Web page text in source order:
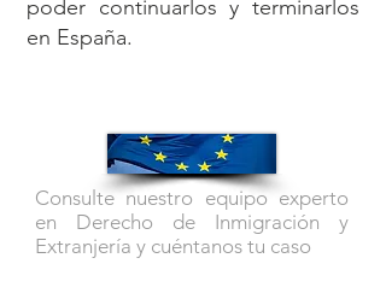
poder continuarlos y terminarlos
en España.
Consulte nuestro equipo experto
en Derecho de Inmigración y
Extranjería y cuéntanos tu caso